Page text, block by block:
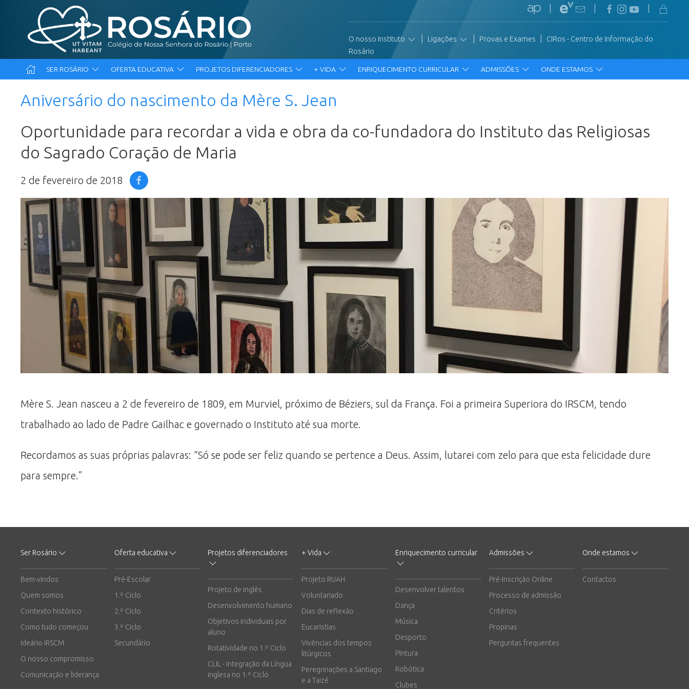
O nosso Instituto Ligações Provas e Exames
CIRos - Centro de Informação do
Rosário
SER ROSÁRIO OFERTA EDUCATIVA PROJETOS DIFERENCIADORES + VIDA ENRIQUECIMENTO CURRICULAR ADMISSÕES ONDE ESTAMOS
Aniversário do nascimento da Mère S. Jean
Oportunidade para recordar a vida e obra da co-fundadora do Instituto das Religiosas
do Sagrado Coração de Maria
2 de fevereiro de 2018
Mère S. Jean nasceu a 2 de fevereiro de 1809, em Murviel, próximo de Béziers, sul da França. Foi a primeira Superiora do IRSCM, tendo
trabalhado ao lado de Padre Gailhac e governado o Instituto até sua morte.
Recordamos as suas próprias palavras: “Só se pode ser feliz quando se pertence a Deus. Assim, lutarei com zelo para que esta felicidade dure
para sempre.”
Ser Rosário
Bem-vindos
Quem somos
Contexto histórico
Como tudo começou
Ideário IRSCM
O nosso compromisso
Comunicação e liderança
Oferta educativa
Pré-Escolar
1.º Ciclo
2.º Ciclo
3.º Ciclo
Secundário
Projetos diferenciadores
Projeto de inglês
Desenvolvimento humano
Objetivos individuais por
aluno
Rotatividade no 1.º Ciclo
CLIL - integração da Língua
inglesa no 1.º Ciclo
+ Vida
Projeto RUAH
Voluntariado
Dias de reflexão
Eucaristias
Vivências dos tempos
litúrgicos
Peregrinações a Santiago
e a Taizé
Enriquecimento curricular
Desenvolver talentos
Dança
Música
Desporto
Pintura
Robótica
Clubes
Admissões
Pré-Inscrição Online
Processo de admissão
Critérios
Propinas
Perguntas frequentes
Onde estamos
Contactos